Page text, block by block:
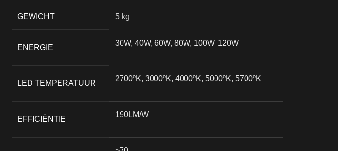
GEWICHT 5 kg
ENERGIE
30W, 40W, 60W, 80W, 100W, 120W
LED TEMPERATUUR
2700ºK, 3000ºK, 4000ºK, 5000ºK, 5700ºK
EFFICIËNTIE
190LM/W